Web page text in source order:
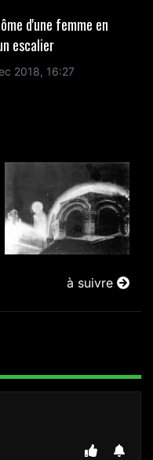
d'une femme en
escalier
2018, 16:27
à suivre